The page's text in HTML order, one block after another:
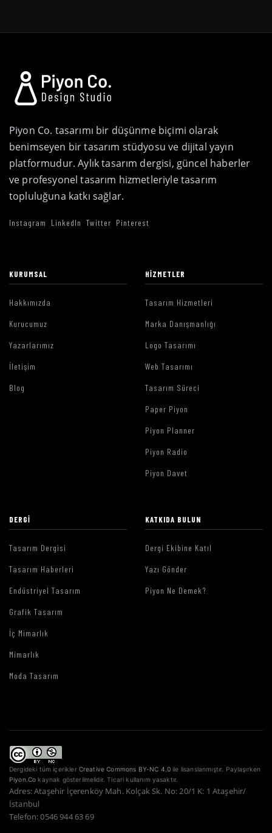
Piyon Co. tasarımı bir düşünme biçimi olarak
benimseyen bir tasarım stüdyosu ve dijital yayın
platformudur. Aylık tasarım dergisi, güncel haberler
ve profesyonel tasarım hizmetleriyle tasarım
topluluğuna katkı sağlar.
Instagram LinkedIn Twitter Pinterest
KURUMSAL
Hakkımızda
Kurucumuz
Yazarlarımız
İletişim
Blog
HIZMETLER
Tasarım Hizmetleri
Marka Danışmanlığı
Logo Tasarımı
Web Tasarımı
Tasarım Süreci
Paper Piyon
Piyon Planner
Piyon Radio
Piyon Davet
DERGI
Tasarım Dergisi
Tasarım Haberleri
Endüstriyel Tasarım
Grafik Tasarım
İç Mimarlık
Mimarlık
Moda Tasarım
KATKIDA BULUN
Dergi Ekibine Katıl
Yazı Gönder
Piyon Ne Demek?
Dergideki tüm içerikler Creative Commons BY-NC 4.0 ile lisanslanmıştır. Paylaşırken
Piyon.Co kaynak gösterilmelidir. Ticari kullanım yasaktır.
Adres: Ataşehir İçerenköy Mah. Kolçak Sk. No: 20/1 K: 1 Ataşehir/
İstanbul
Telefon: 0546 944 63 69